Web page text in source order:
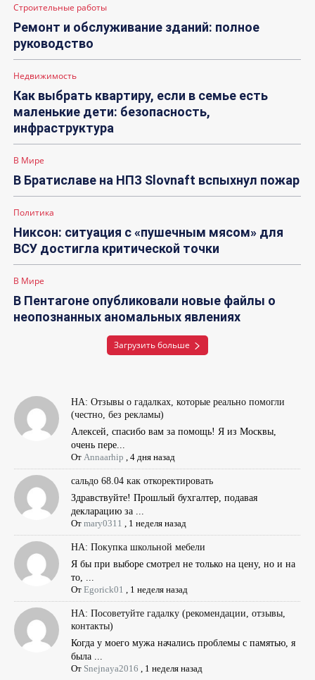
Строительные работы
Ремонт и обслуживание зданий: полное
руководство
Недвижимость
Как выбрать квартиру, если в семье есть
маленькие дети: безопасность,
инфраструктура
В Мире
В Братиславе на НПЗ Slovnaft вспыхнул пожар
Политика
Никсон: ситуация с «пушечным мясом» для
ВСУ достигла критической точки
В Мире
В Пентагоне опубликовали новые файлы о
неопознанных аномальных явлениях
Загрузить больше
НА: Отзывы о гадалках, которые реально помогли
(честно, без рекламы)
Алексей, спасибо вам за помощь! Я из Москвы,
очень пере...
От Annaarhip ,4 дня назад
сальдо 68.04 как откоректировать
Здравствуйте! Прошлый бухгалтер, подавая
декларацию за ...
Отmary0311 1 неделя назад
НА: Покупка школьной мебели
Я бы при выборе смотрел не только на цену, но и на
то, ...
ОтEgorick01 1 неделя назад
НА: Посоветуйте гадалку (рекомендации, отзывы,
контакты)
Когда у моего мужа начались проблемы с памятью, я
была ...
От Snejnaya2016 1 неделя назад